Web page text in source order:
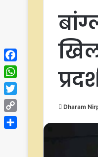
Dharam
Facebook
WhatsApp
Twitter
Copy
Link